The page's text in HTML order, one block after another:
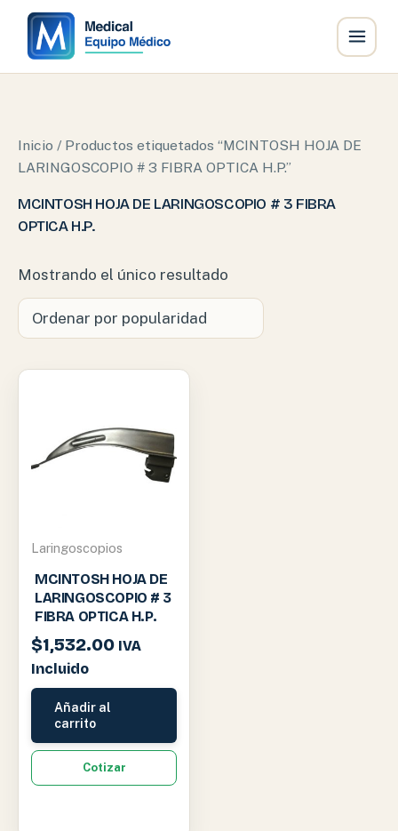
Inicio / Productos etiquetados “MCINTOSH HOJA DE
LARINGOSCOPIO # 3 FIBRA OPTICA H.P.”
MCINTOSH HOJA DE LARINGOSCOPIO # 3 FIBRA
OPTICA H.P.
Mostrando el único resultado
Laringoscopios
MCINTOSH HOJA DE
LARINGOSCOPIO # 3
FIBRA OPTICA H.P.
$1,532.00 IVA
Incluido
Añadir al
carrito
Cotizar